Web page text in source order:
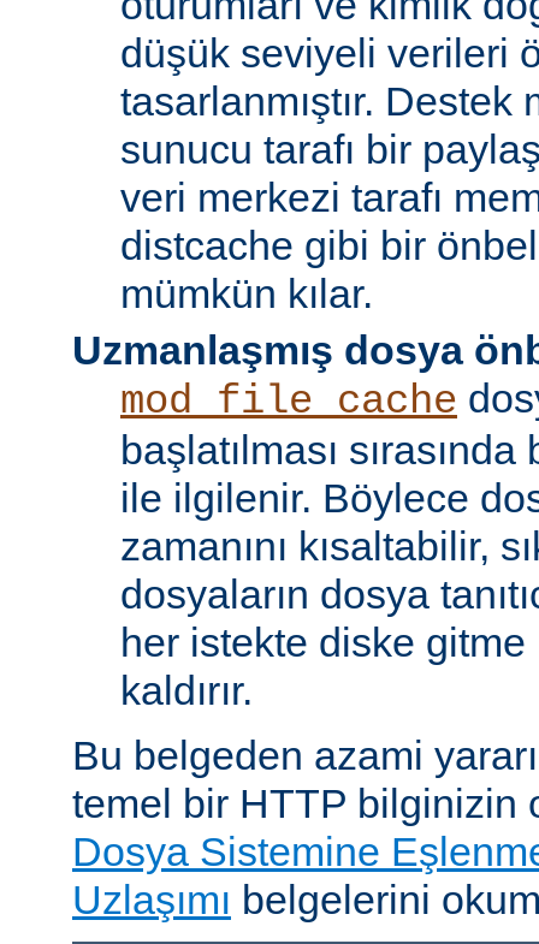
düşük seviyeli verileri
tasarlanmıştır.
sunucu tarafı bir
veri merkezi tarafı
distcache gibi bir
mümkün kılar.
Uzmanlaşmış dosya
mod_file_cache
başlatılması
ile ilgilenir. Böylece
zamanını kısaltabilir,
dosyaların dosya
her istekte diske gitme
kaldırır.
Bu belgeden azami
temel bir HTTP bilginizin
Dosya Sistemine
Uzlaşımı belgelerini